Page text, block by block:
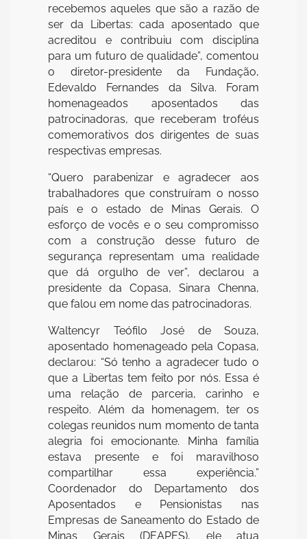
recebemos aqueles que são a razão de
ser da Libertas: cada aposentado que
acreditou e contribuiu com disciplina
para um futuro de qualidade”, comentou
o diretor-presidente da Fundação,
Edevaldo Fernandes da Silva. Foram
homenageados aposentados das
patrocinadoras, que receberam troféus
comemorativos dos dirigentes de suas
respectivas empresas.
“Quero parabenizar e agradecer aos
trabalhadores que construíram o nosso
país e o estado de Minas Gerais. O
esforço de vocês e o seu compromisso
com a construção desse futuro de
segurança representam uma realidade
que dá orgulho de ver”, declarou a
presidente da Copasa, Sinara Chenna,
que falou em nome das patrocinadoras.
Waltencyr Teófilo José de Souza,
aposentado homenageado pela Copasa,
declarou: “Só tenho a agradecer tudo o
que a Libertas tem feito por nós. Essa é
uma relação de parceria, carinho e
respeito. Além da homenagem, ter os
colegas reunidos num momento de tanta
alegria foi emocionante. Minha família
estava presente e foi maravilhoso
compartilhar essa experiência.”
Coordenador do Departamento dos
Aposentados e Pensionistas nas
Empresas de Saneamento do Estado de
Minas Gerais (DEAPES), ele atua